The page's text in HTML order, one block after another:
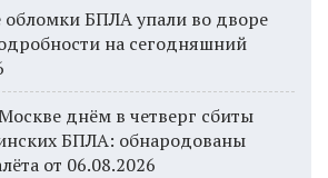
обломки БПЛА упали во дворе
на сегодняшний
днём в четверг сбиты
БПЛА: обнародованы
от 06.08.2026